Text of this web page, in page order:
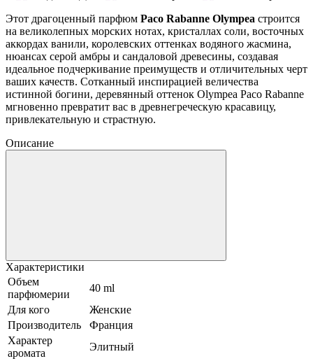
Этот драгоценный парфюм Paco Rabanne Olympea строится
на великолепных морских нотах, кристаллах соли, восточных
аккордах ванили, королевских оттенках водяного жасмина,
нюансах серой амбры и сандаловой древесины, создавая
идеальное подчеркивание преимуществ и отличительных черт
ваших качеств. Сотканный инспирацией величества
истинной богини, деревянный оттенок Olympea Paco Rabanne
мгновенно превратит вас в древнегреческую красавицу,
привлекательную и страстную.
Описание
Характеристики
Объем
парфюмерии
40 ml
Для кого
Женские
Производитель
Франция
Характер
аромата
Элитный